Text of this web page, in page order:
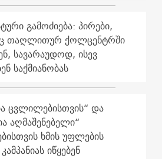
გამოძიება: პირები,
თაღლითურ ქოლცენტრში
სავარაუდოდ, ისევ
საქმიანობას
ცვლილებისთვის“ და
აღმაშენებელი“
ხმის უფლების
იწყებენ